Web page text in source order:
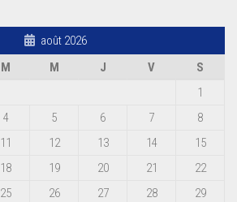
août 2026
M M J V
S
1
4 5 6 7
8
11 12 13 14
15
18 19 20 21
22
25 26 27 28
29